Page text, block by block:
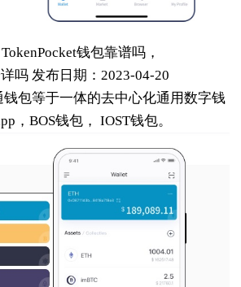
钱包靠谱吗，
吗 发布日期：2023-04-20
钱包等于一体的去中心化通用数字钱
，BOS钱包， IOST钱包。